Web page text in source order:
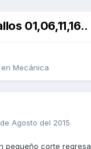
01,06,11,16..
en Mecánica
Agosto del 2015
pequeño corte